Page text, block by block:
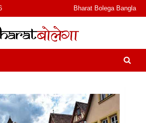
Bharat Bolega Bangla
भारत बोलेगा
वीडियो और फ़ीचर. भारत बोलेगा हिंदी न्यूज़ वेबसाइट
Trends & Podcast I जानकारी भी समझदारी भी